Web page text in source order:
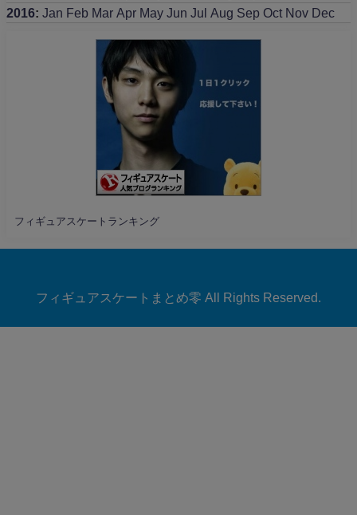
2016: Jan Feb Mar Apr May Jun Jul Aug Sep Oct Nov Dec
フィギュアスケートランキング
フィギュアスケートまとめ零 All Rights Reserved.